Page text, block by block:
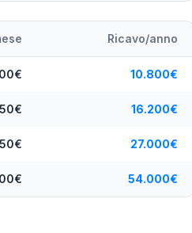
Ricavo/anno
10.800€
16.200€
27.000€
54.000€